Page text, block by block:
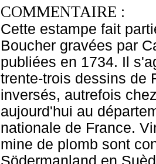
COMMENTAIRE :
Cette estampe fait
Boucher gravées par
publiées en 1734. Il
trente-trois dessins de
inversés, autrefois
aujourd'hui au
nationale de France.
mine de plomb sont
Södermanland en